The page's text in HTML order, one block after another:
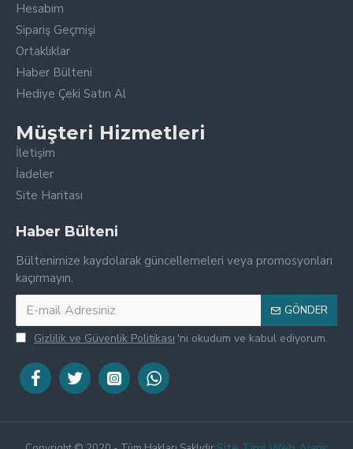
Hesabım
Sipariş Geçmişi
Ortaklıklar
Haber Bülteni
Hediye Çeki Satın Al
Müşteri Hizmetleri
İletişim
İadeler
Site Haritası
Haber Bülteni
Bültenimize kaydolarak güncellemeleri veya promosyonları
kaçırmayın.
GÖNDER
Gizlilik ve Güvenlik Politikası 'ni okudum ve kabul ediyorum.